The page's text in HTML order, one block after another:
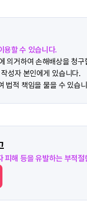
용할 수 있습니다.
의거하여 손해배상을 청구
성자 본인에게 있습니다.
법적 책임을 물을 수 있습
피해 등을 유발하는 부적